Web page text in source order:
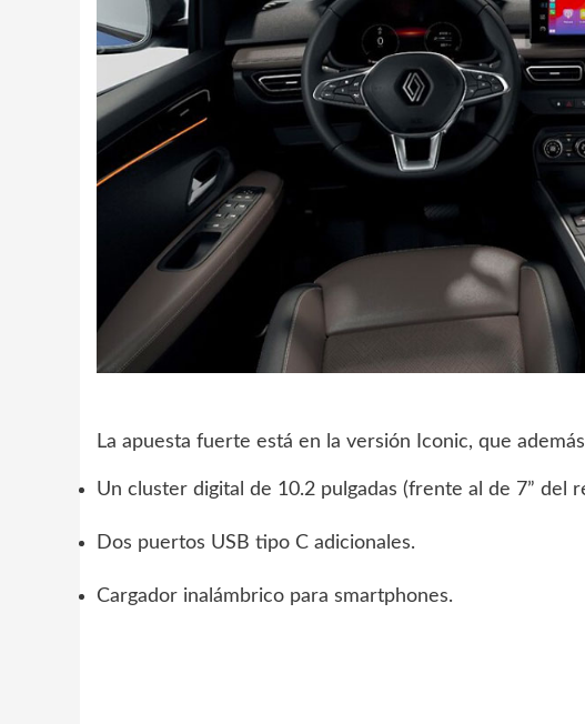
La apuesta fuerte está en la versión Iconic, que
Un cluster digital de 10.2 pulgadas (frente al de 7” del
Dos puertos USB tipo C adicionales.
Cargador inalámbrico para smartphones.